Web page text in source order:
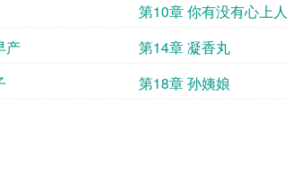
第10章 你有没有心上人
产
第14章 凝香丸
第18章 孙姨娘